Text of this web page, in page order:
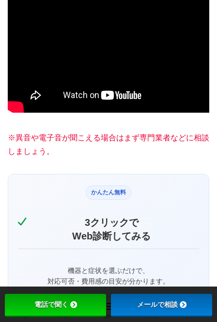
※異音や電子音が聞こえる場合はまず専門業者などに相談
しましょう。
かんたん無料
3クリックで
Web診断してみる
機器と症状を選ぶだけで、
対応可否・費用感の目安が分かります。
たったの3クリックで入力不要
ホーム シェア 目次へ トップ サイドバー
電話で聞く メールで相談